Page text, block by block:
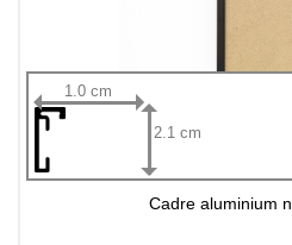
1.0 cm
2.1 cm
Cadre aluminium